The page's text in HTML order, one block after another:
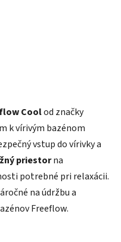
Coolod značky
k vírivým bazénom
vstup do vírivky a
priestorna
potrebné pri relaxácii.
na údržbu a
Freeflow.